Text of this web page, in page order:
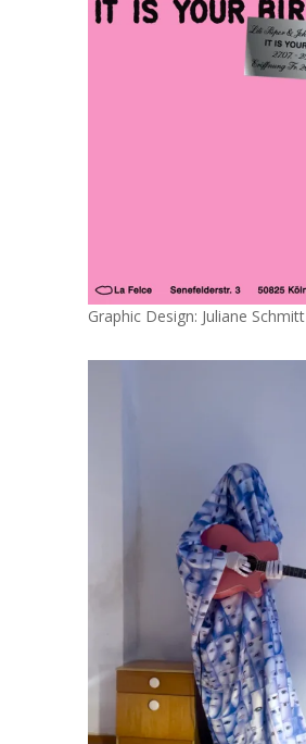
Graphic Design: Juliane Schmitt